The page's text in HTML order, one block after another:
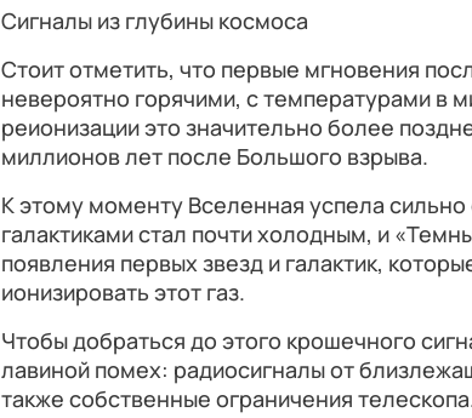
Сигналы из глубины космоса
Стоит отметить, что первые мгновения
невероятно горячими, с температурами в
реионизации это значительно более
миллионов лет после Большого взрыва.
К этому моменту Вселенная успела сильно
галактиками стал почти холодным, и
появления первых звезд и галактик,
ионизировать этот газ.
Чтобы добраться до этого крошечного
лавиной помех: радиосигналы от
также собственные ограничения